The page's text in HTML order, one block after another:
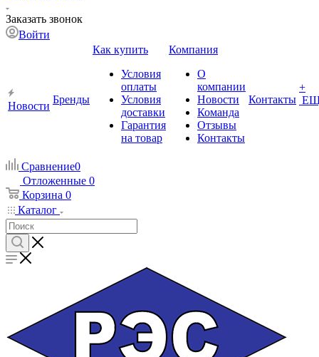
Заказать звонок
Войти
Новости
Бренды
Как купить
Условия
оплаты
Условия
доставки
Гарантия
на товар
Компания
О
компании
Новости
Команда
Отзывы
Контакты
Контакты
+
Сравнение0
Отложенные 0
Корзина 0
Каталог